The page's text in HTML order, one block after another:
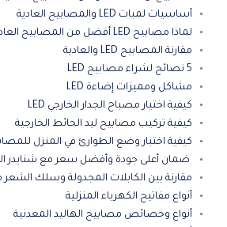
أساسيات لمبات LED والمصابيح العادية
لماذا مصابيح LED أفضل من المصابيح العادية؟
مقارنة المصابيح LED والعادية
5 نصائح لشراء مصابيح LED
مشاكل ومميزات إضاءة LED
كيفية اختيار مصباح الجدار الخارجي LED
كيفية تركيب مصابيح ليد الحائط الخارجية
كيفية اختبار وضع الطوارئ في المنزل
ضمان أعلى جودة وأفضل سعر مع شنايدر
مقارنة بين الكابلات المجدولة وسلك
أنواع مفاتيح الكهرباء المنزلية
أنواع وخصائص مصابيح الهاليد المعدنية